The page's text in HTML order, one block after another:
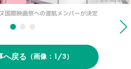
国際映画祭への渡航メンバーが決定
へ戻る 1/3